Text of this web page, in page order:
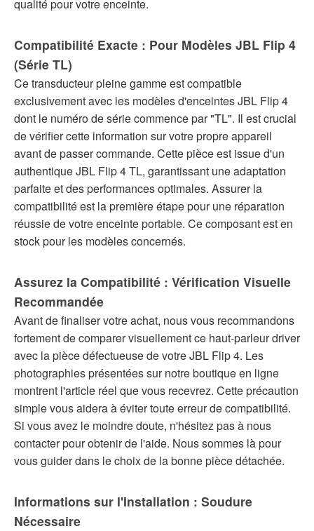
qualité pour votre enceinte.
Compatibilité Exacte : Pour Modèles JBL Flip 4
(Série TL)
Ce transducteur pleine gamme est compatible
exclusivement avec les modèles d'enceintes JBL Flip 4
dont le numéro de série commence par "TL". Il est crucial
de vérifier cette information sur votre propre appareil
avant de passer commande. Cette pièce est issue d'un
authentique JBL Flip 4 TL, garantissant une adaptation
parfaite et des performances optimales. Assurer la
compatibilité est la première étape pour une réparation
réussie de votre enceinte portable. Ce composant est en
stock pour les modèles concernés.
Assurez la Compatibilité : Vérification Visuelle
Recommandée
Avant de finaliser votre achat, nous vous recommandons
fortement de comparer visuellement ce haut-parleur driver
avec la pièce défectueuse de votre JBL Flip 4. Les
photographies présentées sur notre boutique en ligne
montrent l'article réel que vous recevrez. Cette précaution
simple vous aidera à éviter toute erreur de compatibilité.
Si vous avez le moindre doute, n'hésitez pas à nous
contacter pour obtenir de l'aide. Nous sommes là pour
vous guider dans le choix de la bonne pièce détachée.
Informations sur l'Installation : Soudure
Nécessaire